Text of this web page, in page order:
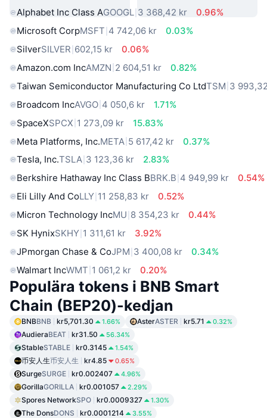
Alphabet Inc Class AGOOGL 3 368,42 kr
0.96%
Microsoft CorpMSFT 4 742,06 kr
0.03%
SilverSILVER 602,15 kr
0.06%
Amazon.com IncAMZN 2 604,51 kr
0.82%
Taiwan Semiconductor Manufacturing Co LtdTSM 3
Broadcom IncAVGO 4 050,6 kr
1.71%
SpaceXSPCX 1 273,09 kr
15.83%
Meta Platforms, Inc.META 5 617,42 kr
0.37%
Tesla, Inc.TSLA 3 123,36 kr
2.83%
Berkshire Hathaway Inc Class BBRK.B 4 949,99 kr
0.54%
Eli Lilly And CoLLY 11 258,83 kr
0.52%
Micron Technology IncMU 8 354,23 kr
0.44%
SK HynixSKHY 1 311,61 kr
3.92%
JPmorgan Chase & CoJPM 3 400,08 kr
0.34%
Walmart IncWMT 1 061,2 kr 0.20%
Populära tokens i BNB Smart
Chain (BEP20)-kedjan
BNBBNB kr5,701.30 1.66% AsterASTER kr5.71 0.32%
AudieraBEAT kr31.50 56.34%
StableSTABLE kr0.3145 1.54%
币安人生币安人生 kr4.85 0.65%
SurgeSURGE kr0.002407 4.96%
GorillaGORILLA kr0.001057 2.29%
Spores NetworkSPO kr0.0009327 1.30%
The DonsDONS kr0.0001214 3.55%